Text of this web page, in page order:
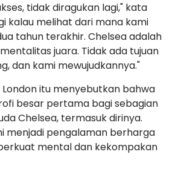
tidak diragukan lagi," kata
kalau melihat dari mana kami
tahun terakhir. Chelsea adalah
juara. Tidak ada tujuan
dan kami mewujudkannya."
itu menyebutkan bahwa
besar pertama bagi sebagian
Chelsea, termasuk dirinya.
menjadi pengalaman berharga
mental dan kekompakan